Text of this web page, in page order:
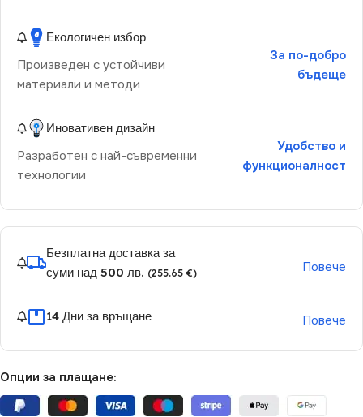
Екологичен избор
Произведен с устойчиви
материали и методи
За по-добро
бъдеще
Иновативен дизайн
Разработен с най-съвременни
технологии
Удобство и
функционалност
Безплатна доставка за
суми над 500 лв. (255.65 €) Повече
14 Дни за връщане Повече
Опции за плащане: